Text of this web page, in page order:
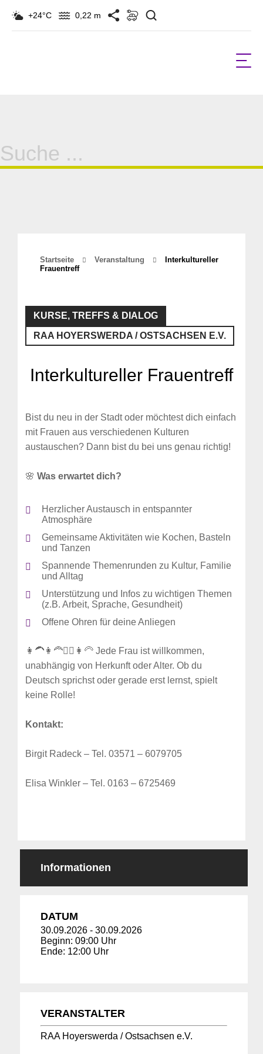
+24°C 0,22 m
Suche
für:
Startseite Veranstaltung
Interkultureller
Frauentreff
KURSE, TREFFS & DIALOG
RAA HOYERSWERDA / OSTSACHSEN E.V.
Interkultureller Frauentreff
Bist du neu in der Stadt oder möchtest dich einfach
mit Frauen aus verschiedenen Kulturen
austauschen? Dann bist du bei uns genau richtig!
🌸 Was erwartet dich?
Herzlicher Austausch in entspannter
Atmosphäre
Gemeinsame Aktivitäten wie Kochen, Basteln
und Tanzen
Spannende Themenrunden zu Kultur, Familie
und Alltag
Unterstützung und Infos zu wichtigen Themen
(z.B. Arbeit, Sprache, Gesundheit)
Offene Ohren für deine Anliegen
👩‍🦱👩‍🦰👳‍♀️👩‍🦳 Jede Frau ist willkommen,
unabhängig von Herkunft oder Alter. Ob du
Deutsch sprichst oder gerade erst lernst, spielt
keine Rolle!
Kontakt:
Birgit Radeck – Tel. 03571 – 6079705
Elisa Winkler – Tel. 0163 – 6725469
Informationen
DATUM
30.09.2026 - 30.09.2026
Beginn: 09:00 Uhr
Ende: 12:00 Uhr
VERANSTALTER
RAA Hoyerswerda / Ostsachsen e.V.